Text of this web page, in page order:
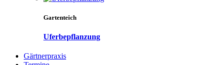
Gartenteich
Uferbepflanzung
Gärtnerpraxis